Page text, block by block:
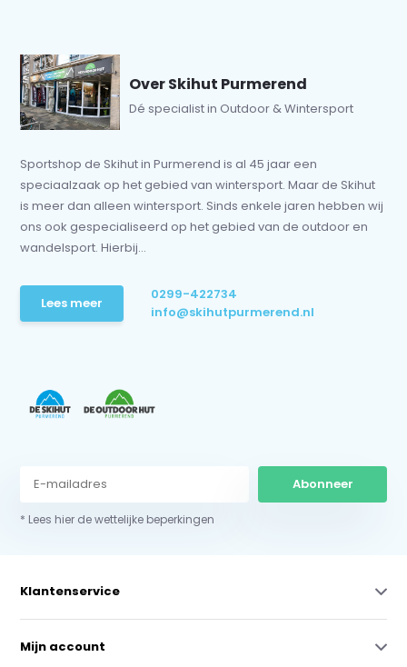
Over Skihut Purmerend
Dé specialist in Outdoor & Wintersport
Sportshop de Skihut in Purmerend is al 45 jaar een
speciaalzaak op het gebied van wintersport. Maar de Skihut
is meer dan alleen wintersport. Sinds enkele jaren hebben wij
ons ook gespecialiseerd op het gebied van de outdoor en
wandelsport. Hierbij...
Lees meer
0299-422734
info@skihutpurmerend.nl
Abonneer
* Lees hier de wettelijke beperkingen
Klantenservice
Mijn account